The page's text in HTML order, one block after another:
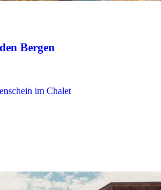
Bergen
im Chalet